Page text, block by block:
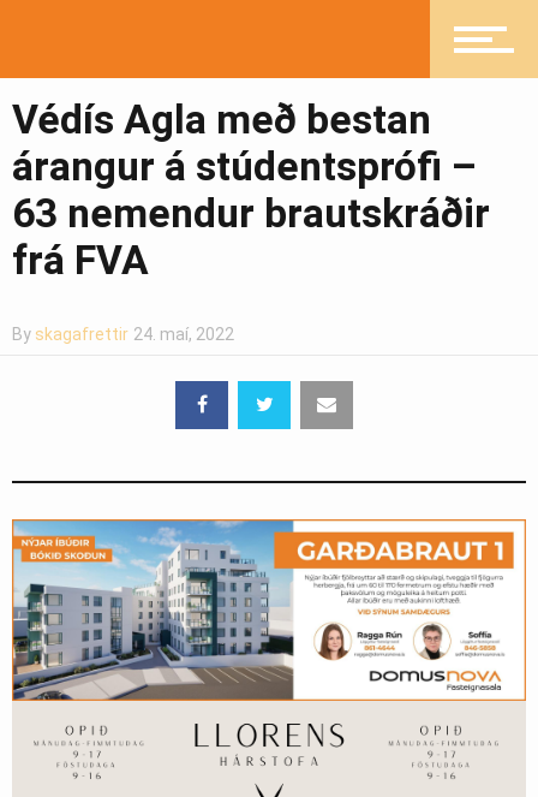
Védís Agla með bestan
árangur á stúdentsprófi –
63 nemendur brautskráðir
frá FVA
By skagafrettir 24. maí, 2022